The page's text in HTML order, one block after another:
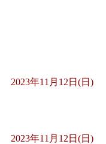
2023年11月12日(日)
2023年11月12日(日)